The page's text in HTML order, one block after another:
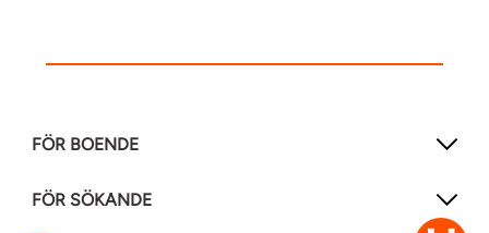
FÖR BOENDE
FÖR SÖKANDE